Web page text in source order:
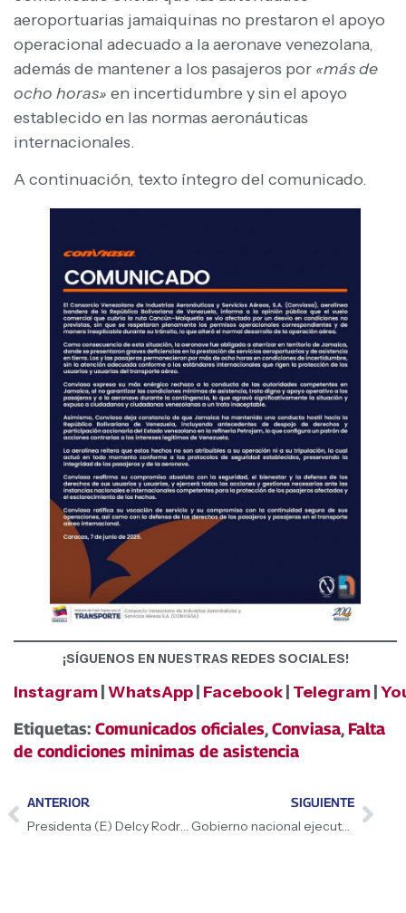
aeroportuarias jamaiquinas no prestaron el apoyo
operacional adecuado a la aeronave venezolana,
además de mantener a los pasajeros por «más de
ocho horas» en incertidumbre y sin el apoyo
establecido en las normas aeronáuticas
internacionales.
A continuación, texto íntegro del comunicado.
¡SÍGUENOS EN NUESTRAS REDES SOCIALES!
Instagram|WhatsApp| Facebook| Telegram|
Etiquetas: Comunicados oficiales,Conviasa, Falta
de condiciones minimas de asistencia
ANTERIOR
Presidenta (E) Delcy Rodríguez finalizó su visita a la India afianzando la cooperación bilateral para el desarrollo del país
SIGUIENTE
Gobierno nacional ejecuta tres grandes obras de infraestructura y modernización en Caracas